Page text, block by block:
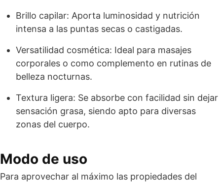
Brillo capilar: Aporta luminosidad y nutrición
intensa a las puntas secas o castigadas.
Versatilidad cosmética: Ideal para masajes
corporales o como complemento en rutinas de
belleza nocturnas.
Textura ligera: Se absorbe con facilidad sin dejar
sensación grasa, siendo apto para diversas
zonas del cuerpo.
Modo de uso
Para aprovechar al máximo las propiedades del